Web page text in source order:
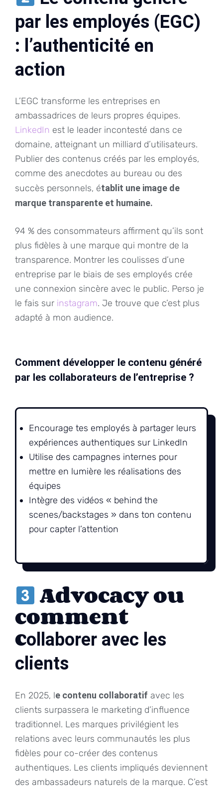
par les employés (EGC)
: l’authenticité en
action
L’EGC transforme les entreprises en
ambassadrices de leurs propres équipes.
LinkedIn est le leader incontesté dans ce
domaine, atteignant un milliard d’utilisateurs.
Publier des contenus créés par les employés,
comme des anecdotes au bureau ou des
succès personnels, établit une image de
marque transparente et humaine.
94 % des consommateurs affirment qu’ils sont
plus fidèles à une marque qui montre de la
transparence. Montrer les coulisses d’une
entreprise par le biais de ses employés crée
une connexion sincère avec le public. Perso je
le fais sur instagram. Je trouve que c’est plus
adapté à mon audience.
Comment développer le contenu généré
par les collaborateurs de l’entreprise ?
Encourage tes employés à partager leurs
expériences authentiques sur LinkedIn
Utilise des campagnes internes pour
mettre en lumière les réalisations des
équipes
Intègre des vidéos « behind the
scenes/backstages » dans ton contenu
pour capter l’attention
Advocacy ou
comment
collaborer avec les
clients
En 2025, le contenu collaboratif avec les
clients surpassera le marketing d’influence
traditionnel. Les marques privilégient les
relations avec leurs communautés les plus
fidèles pour co-créer des contenus
authentiques. Les clients impliqués deviennent
des ambassadeurs naturels de la marque. C’est